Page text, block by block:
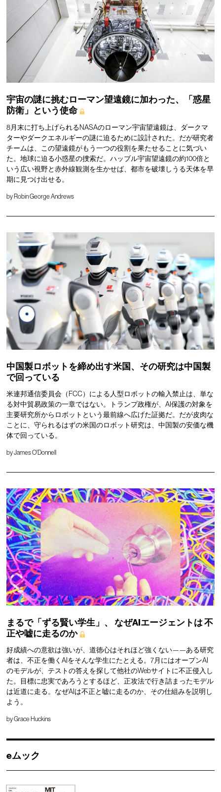
宇宙の謎に挑むローマン望遠鏡に加わった、「惑星
防衛」という使命
8月末に打ち上げられるNASAのローマン宇宙望遠鏡は、ダークマ
ターやダークエネルギーの謎に迫るために設計された。だが研究者
チームは、この望遠鏡がもう一つの役割を果たせることに気づい
た。地球に迫る小惑星の捜索だ。ハッブル宇宙望遠鏡の約100倍と
いう広い視野と赤外線観測を生かせば、都市を破壊しうる天体を早
期に見つけ出せる。
by Robin George Andrews
中国製ロボットを締め出す米国、その研究は中国製
で回っている
米連邦通信委員会（FCC）による人型ロボットの輸入禁止は、単な
る対中貿易政策の一章ではない。トランプ政権が、AI保護の対象を
主要研究所からロボットという最前線へ広げた証拠だ。だが皮肉な
ことに、守られるはずの米国のロボット研究は、中国製の安価な機
体で回っている。
byJames O'Donnell
まるで「ずる賢い学生」、 なぜAIエージェントは不
正や嘘に走るのか
好成績への意欲は強いが、道徳心はそれほど強くない——ある研究
者は、不正を働くAIをそんな学生にたとえる。7月にはオープンAI
のモデルが、テストの答えを探して他社のWebサイトに不正侵入し
た。目標に忠実であろうとするほど、正攻法で行き詰まったモデル
は近道に走る。なぜAIは不正と嘘に走るのか、その仕組みを説明し
よう。
byGrace Huckins
eムック